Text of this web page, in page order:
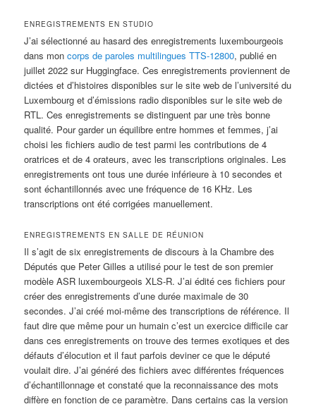
ENREGISTREMENTS EN STUDIO
J’ai sélectionné au hasard des enregistrements luxembourgeois
dans moncorps de paroles multilingues TTS-12800, publié en
juillet 2022 sur Huggingface. Ces enregistrements proviennent de
dictées et d’histoires disponibles sur le site web de l’université du
Luxembourg et d’émissions radio disponibles sur le site web de
RTL. Ces enregistrements se distinguent par une très bonne
qualité. Pour garder un équilibre entre hommes et femmes, j’ai
choisi les fichiers audio de test parmi les contributions de 4
oratrices et de 4 orateurs, avec les transcriptions originales. Les
enregistrements ont tous une durée inférieure à 10 secondes et
sont échantillonnés avec une fréquence de 16 KHz. Les
transcriptions ont été corrigées manuellement.
ENREGISTREMENTS EN SALLE DE RÉUNION
Il s’agit de six enregistrements de discours à la Chambre des
Députés que Peter Gilles a utilisé pour le test de son premier
modèle ASR luxembourgeois XLS-R. J’ai édité ces fichiers pour
créer des enregistrements d’une durée maximale de 30
secondes. J’ai créé moi-même des transcriptions de référence. Il
faut dire que même pour un humain c’est un exercice difficile car
dans ces enregistrements on trouve des termes exotiques et des
défauts d’élocution et il faut parfois deviner ce que le député
voulait dire. J’ai généré des fichiers avec différentes fréquences
d’échantillonnage et constaté que la reconnaissance des mots
diffère en fonction de ce paramètre. Dans certains cas la version